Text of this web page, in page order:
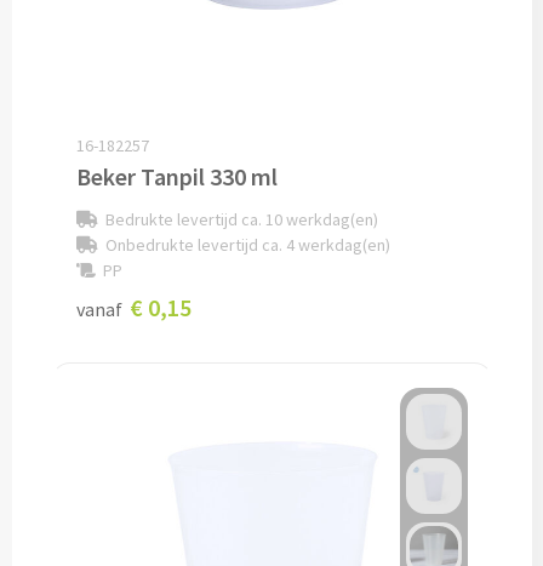
Zadelhoesjes bedrukken
Fietslampjes bedrukken
Fietsbellen bedrukken
16-182257
Beker Tanpil 330 ml
Bedrukte levertijd ca. 10 werkdag(en)
Onbedrukte levertijd ca. 4 werkdag(en)
PP
vanaf € 0,15